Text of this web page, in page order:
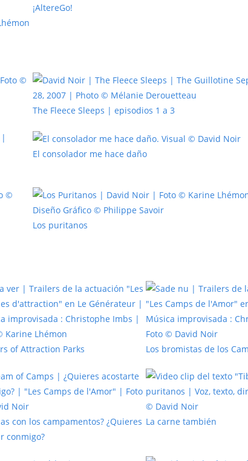
¡AltereGo!
The Fleece Sleeps | episodios 1 a 3
El consolador me hace daño
Los puritanos
of Attraction Parks Los bromistas de los
con los campamentos? ¿Quieres
conmigo?
La carne también